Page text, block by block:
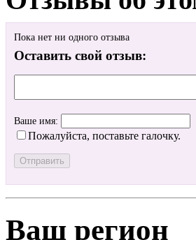
Пока нет ни одного отзыва
Оставить свой отзыв:
Ваше имя:
Пожалуйста, поставьте галочку.
Ваш регион